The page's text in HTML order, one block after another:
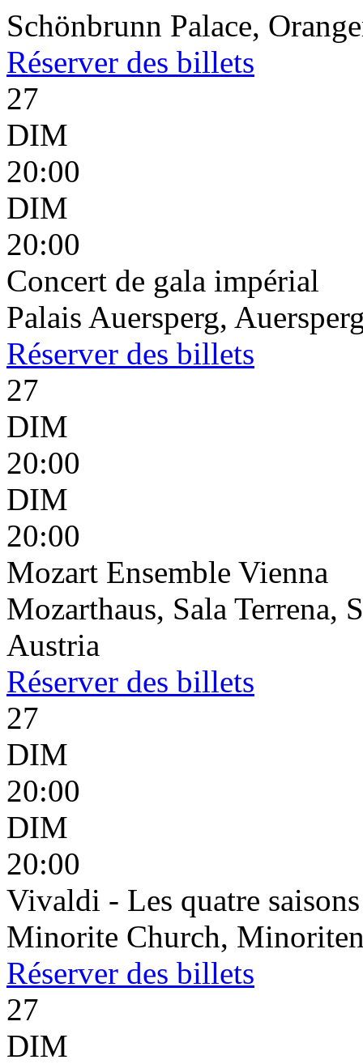
Schönbrunn Palace,
Réserver des billets
27
DIM
20:00
DIM
20:00
Concert de gala impérial
Palais Auersperg,
Réserver des billets
27
DIM
20:00
DIM
20:00
Mozart Ensemble Vienna
Mozarthaus, Sala Terrena,
Austria
Réserver des billets
27
DIM
20:00
DIM
20:00
Vivaldi - Les quatre saisons
Minorite Church,
Réserver des billets
27
DIM